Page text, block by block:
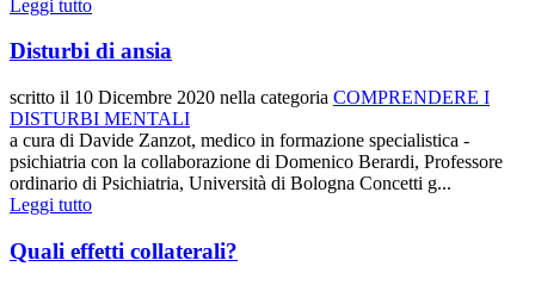
Leggi tutto
Disturbi di ansia
scritto il 10 Dicembre 2020 nella categoria COMPRENDERE I
DISTURBI MENTALI
a cura di Davide Zanzot, medico in formazione specialistica -
psichiatria con la collaborazione di Domenico Berardi, Professore
ordinario di Psichiatria, Università di Bologna Concetti g...
Leggi tutto
Quali effetti collaterali?